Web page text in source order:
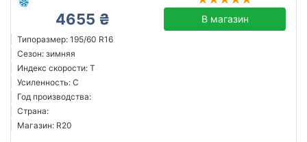
4655 ₴ В магазин
Типоразмер: 195/60 R16
Сезон: зимняя
Индекс скорости: T
Усиленность: C
Год производства:
Страна:
Магазин: R20